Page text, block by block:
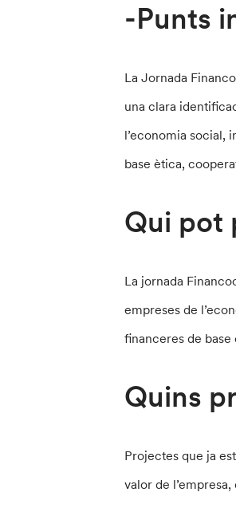
-Punts
La Jornada
una clara
l’economia social,
base ètica,
Qui pot
La jornada
empreses de
financeres de
Quins
Projectes que ja
valor de